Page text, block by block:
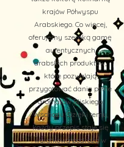
krajów Półwyspu
Arabskiego. Co więcej,
oferujemy szeroką gamę
autentycznych
arabskich produktów,
które pozwalają
przygotować dania pełne
aromatów Bliskiego
Wschodu. Dzięki temu,
każdy przepis staje się
wyjątkową podróżą w